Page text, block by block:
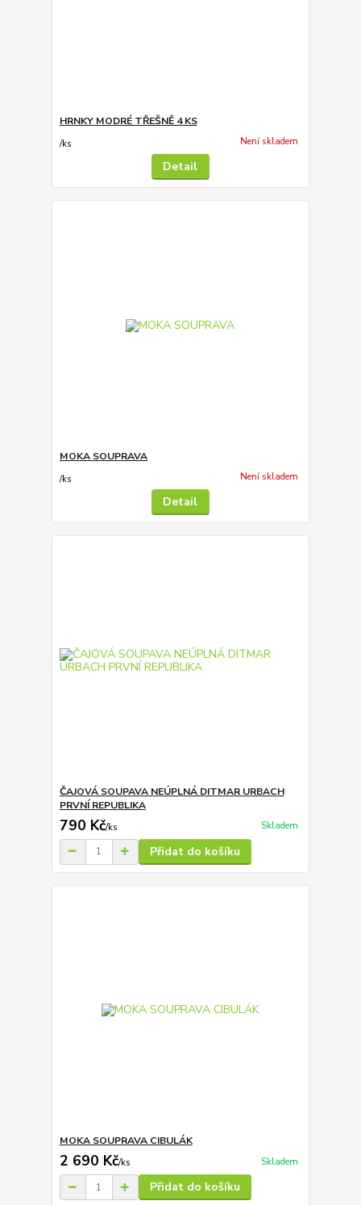
HRNKY MODRÉ TŘEŠNĚ 4 KS
/ks Není skladem
Detail
MOKA SOUPRAVA
/ks Není skladem
Detail
ČAJOVÁ SOUPAVA NEÚPLNÁ DITMAR URBACH
PRVNÍ REPUBLIKA
790 Kč/ks Skladem
Přidat do košíku
MOKA SOUPRAVA CIBULÁK
2 690 Kč/ks Skladem
Přidat do košíku